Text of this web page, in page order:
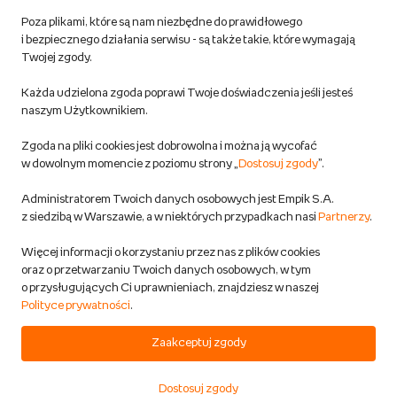
wydawcę
Field [DRM] - ebook PDF
Ebook|ebook
Produkt cyfrowy
272,90 zł
- cena sugerowana przez
Poza plikami, które są nam niezbędne do prawidłowego
i bezpiecznego działania serwisu - są także takie, które wymagają
Twojej zgody.
Każda udzielona zgoda poprawi Twoje doświadczenia jeśli jesteś
naszym Użytkownikiem.
Zgoda na pliki cookies jest dobrowolna i można ją wycofać
w dowolnym momencie z poziomu strony „ Dostosuj zgody”.
Administratorem Twoich danych osobowych jest Empik S.A.
z siedzibą w Warszawie, a w niektórych przypadkach nasi Partnerzy.
Więcej informacji o korzystaniu przez nas z plików cookies
oraz o przetwarzaniu Twoich danych osobowych, w tym
o przysługujących Ci uprawnieniach, znajdziesz w naszej
Polityce prywatności.
Zaakceptuj zgody
Dostosuj zgody